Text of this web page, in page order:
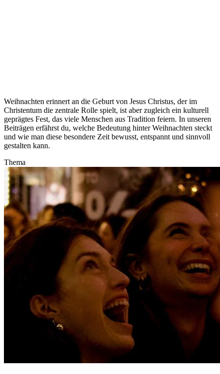
Weihnachten erinnert an die Geburt von Jesus Christus, der im
Christentum die zentrale Rolle spielt, ist aber zugleich ein kulturell
geprägtes Fest, das viele Menschen aus Tradition feiern. In unseren
Beiträgen erfährst du, welche Bedeutung hinter Weihnachten steckt
und wie man diese besondere Zeit bewusst, entspannt und sinnvoll
gestalten kann.
Thema